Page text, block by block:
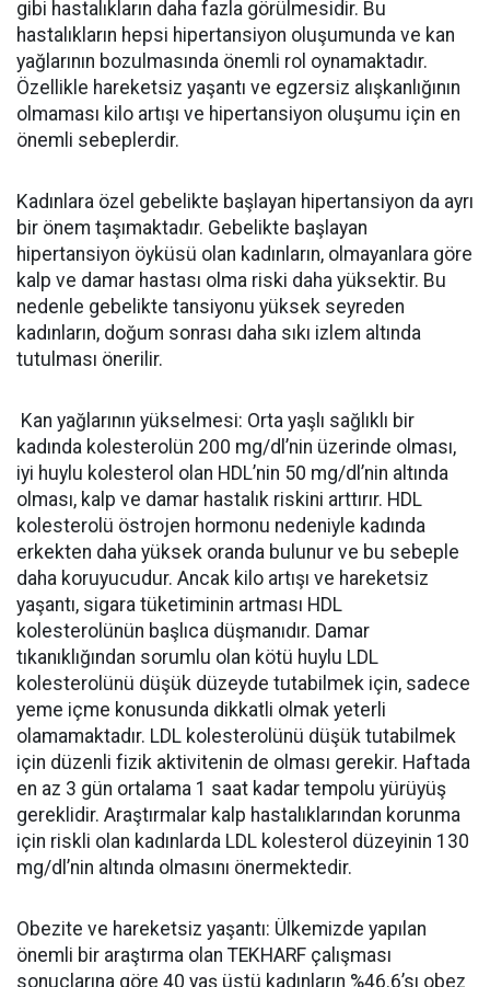
gibi hastalıkların daha fazla görülmesidir. Bu
hastalıkların hepsi hipertansiyon oluşumunda ve kan
yağlarının bozulmasında önemli rol oynamaktadır.
Özellikle hareketsiz yaşantı ve egzersiz alışkanlığının
olmaması kilo artışı ve hipertansiyon oluşumu için en
önemli sebeplerdir.
Kadınlara özel gebelikte başlayan hipertansiyon da ayrı
bir önem taşımaktadır. Gebelikte başlayan
hipertansiyon öyküsü olan kadınların, olmayanlara göre
kalp ve damar hastası olma riski daha yüksektir. Bu
nedenle gebelikte tansiyonu yüksek seyreden
kadınların, doğum sonrası daha sıkı izlem altında
tutulması önerilir.
Kan yağlarının yükselmesi: Orta yaşlı sağlıklı bir
kadında kolesterolün 200 mg/dl’nin üzerinde olması,
iyi huylu kolesterol olan HDL’nin 50 mg/dl’nin altında
olması, kalp ve damar hastalık riskini arttırır. HDL
kolesterolü östrojen hormonu nedeniyle kadında
erkekten daha yüksek oranda bulunur ve bu sebeple
daha koruyucudur. Ancak kilo artışı ve hareketsiz
yaşantı, sigara tüketiminin artması HDL
kolesterolünün başlıca düşmanıdır. Damar
tıkanıklığından sorumlu olan kötü huylu LDL
kolesterolünü düşük düzeyde tutabilmek için, sadece
yeme içme konusunda dikkatli olmak yeterli
olamamaktadır. LDL kolesterolünü düşük tutabilmek
için düzenli fizik aktivitenin de olması gerekir. Haftada
en az 3 gün ortalama 1 saat kadar tempolu yürüyüş
gereklidir. Araştırmalar kalp hastalıklarından korunma
için riskli olan kadınlarda LDL kolesterol düzeyinin 130
mg/dl’nin altında olmasını önermektedir.
Obezite ve hareketsiz yaşantı: Ülkemizde yapılan
önemli bir araştırma olan TEKHARF çalışması
sonuçlarına göre 40 yaş üstü kadınların %46.6’sı obez